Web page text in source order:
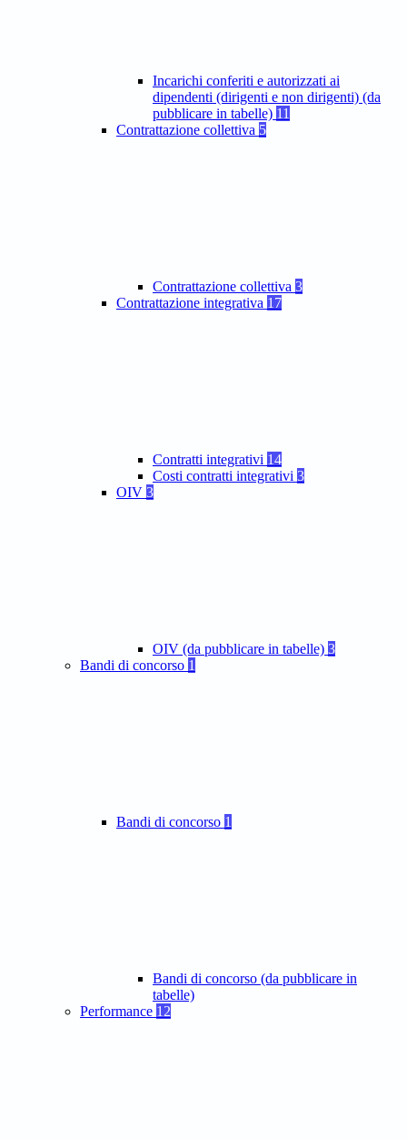
Incarichi conferiti e autorizzati ai
dipendenti (dirigenti e non dirigenti) (da
pubblicare in tabelle) 11
Contrattazione collettiva 5
Contrattazione collettiva 3
Contrattazione integrativa 17
Contratti integrativi 14
Costi contratti integrativi 3
OIV 3
OIV (da pubblicare in tabelle) 3
Bandi di concorso 1
Bandi di concorso 1
Bandi di concorso (da pubblicare in
tabelle)
Performance 12